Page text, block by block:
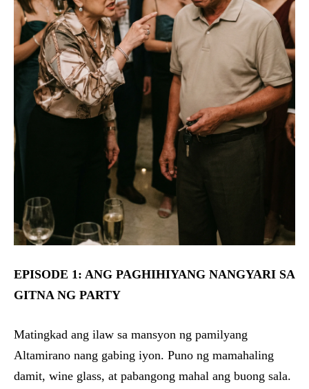
EPISODE 1: ANG PAGHIHIYANG NANGYARI SA
GITNA NG PARTY
Matingkad ang ilaw sa mansyon ng pamilyang
Altamirano nang gabing iyon. Puno ng mamahaling
damit, wine glass, at pabangong mahal ang buong sala.